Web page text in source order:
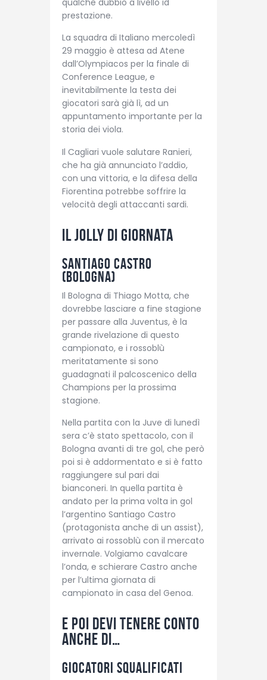
qualche dubbio a livello id
prestazione.
La squadra di Italiano mercoledì
29 maggio è attesa ad Atene
dall’Olympiacos per la finale di
Conference League, e
inevitabilmente la testa dei
giocatori sarà già lì, ad un
appuntamento importante per la
storia dei viola.
Il Cagliari vuole salutare Ranieri,
che ha già annunciato l’addio,
con una vittoria, e la difesa della
Fiorentina potrebbe soffrire la
velocità degli attaccanti sardi.
Il jolly di giornata
Santiago Castro
(Bologna)
Il Bologna di Thiago Motta, che
dovrebbe lasciare a fine stagione
per passare alla Juventus, è la
grande rivelazione di questo
campionato, e i rossoblù
meritatamente si sono
guadagnati il palcoscenico della
Champions per la prossima
stagione.
Nella partita con la Juve di lunedì
sera c’è stato spettacolo, con il
Bologna avanti di tre gol, che però
poi si è addormentato e si è fatto
raggiungere sul pari dai
bianconeri. In quella partita è
andato per la prima volta in gol
l’argentino Santiago Castro
(protagonista anche di un assist),
arrivato ai rossoblù con il mercato
invernale. Volgiamo cavalcare
l’onda, e schierare Castro anche
per l’ultima giornata di
campionato in casa del Genoa.
E poi devi tenere conto
anche di…
Giocatori squalificati